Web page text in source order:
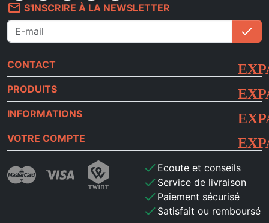
mail_outline S'INSCRIRE À LA NEWSLETTER
check
CONTACT
PRODUITS
INFORMATIONS
VOTRE COMPTE
check Ecoute et conseils
check Service de livraison
check Paiement sécurisé
check Satisfait ou remboursé